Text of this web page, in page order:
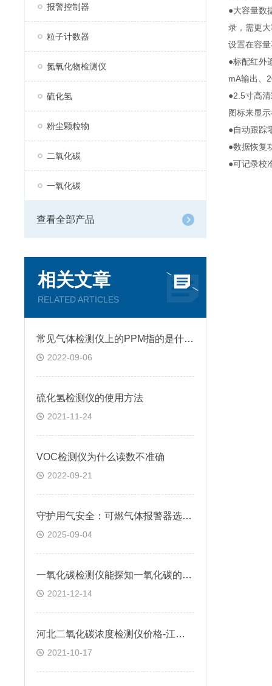
报警控制器
粒子计数器
氮氧化物检测仪
硫化氢
粉尘颗粒物
二氧化碳
一氧化碳
查看全部产品
相关文章
RELATED ARTICLES
常见气体检测仪上的PPM指的是什么?
2022-09-06
硫化氢检测仪的使用方法
2021-11-24
VOC检测仪为什么读数不准确
2022-09-21
守护用气安全：可燃气体报警器选型安装及应急处置全指南
2025-09-04
一氧化碳检测仪能探知一氧化碳的浓度变化吗
2021-12-14
河北二氧化碳浓度检测仪价格-江苏固定式二氧化碳检测仪-逸云天
2021-10-17
●大容量数
录，需更
设置在容
●标配红外
mA输出、
●2.5寸高
图标来显
●自动跟踪
●数据恢复
●可记录校